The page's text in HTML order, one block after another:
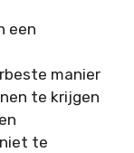
een
manier
te krijgen
te